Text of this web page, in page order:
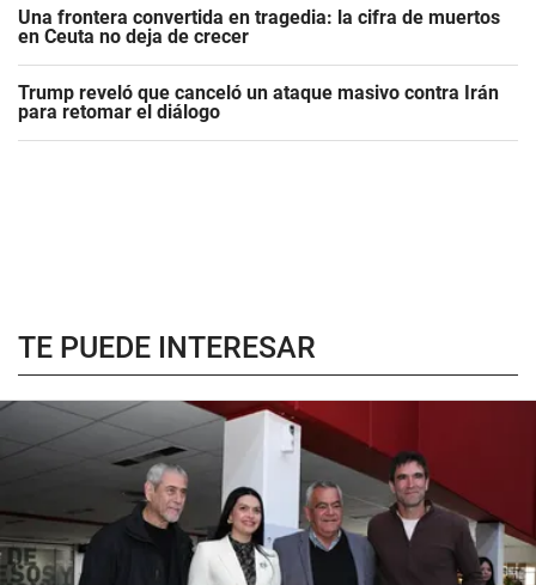
Una frontera convertida en tragedia: la cifra de muertos
en Ceuta no deja de crecer
Trump reveló que canceló un ataque masivo contra Irán
para retomar el diálogo
TE PUEDE INTERESAR